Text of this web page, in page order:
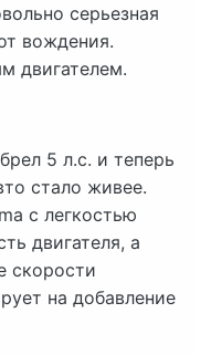
серьезная
вождения.
двигателем.
5 л.с. и теперь
стало живее.
с легкостью
двигателя, а
скорости
на добавление